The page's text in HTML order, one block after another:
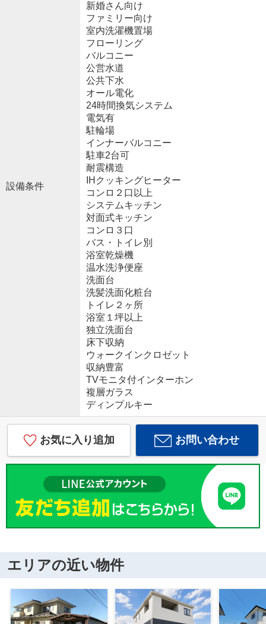
設備条件
新婚さん向け
ファミリー向け
室内洗濯機置場
フローリング
バルコニー
公営水道
公共下水
オール電化
24時間換気システム
電気有
駐輪場
インナーバルコニー
駐車2台可
耐震構造
IHクッキングヒーター
コンロ２口以上
システムキッチン
対面式キッチン
コンロ３口
バス・トイレ別
浴室乾燥機
温水洗浄便座
洗面台
洗髪洗面化粧台
トイレ２ヶ所
浴室１坪以上
独立洗面台
床下収納
ウォークインクロゼット
収納豊富
TVモニタ付インターホン
複層ガラス
ディンプルキー
お気に入り追加 お問い合わせ
エリアの近い物件